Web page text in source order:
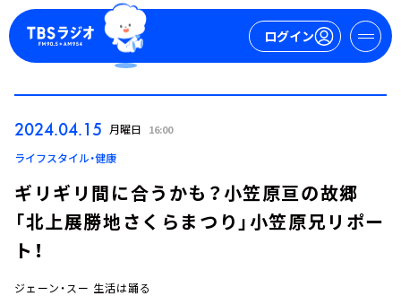
ログイン
ログイン
2024.04.15 月曜日 16:00
ライフスタイル・健康
ギリギリ間に合うかも？小笠原亘の故郷
「北上展勝地さくらまつり」小笠原兄リポー
ト！
ジェーン・スー 生活は踊る